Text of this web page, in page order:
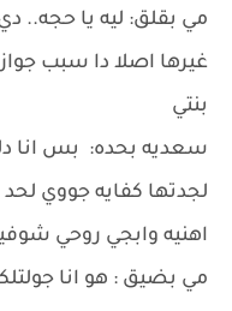
مي بقلق: ليه يا حجه..
غيرها اصلا دا سبب
بنتي
سعديه بحده: بس انا
لجدتها كفايه جووي
اهنيه وابجي روحي
مي بضيق : هو انا